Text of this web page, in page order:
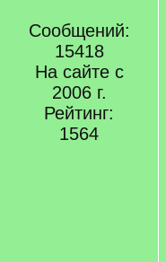
Сообщений:
15418
На сайте с
2006 г.
Рейтинг:
1564